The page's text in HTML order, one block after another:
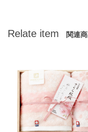
Relate item 関連